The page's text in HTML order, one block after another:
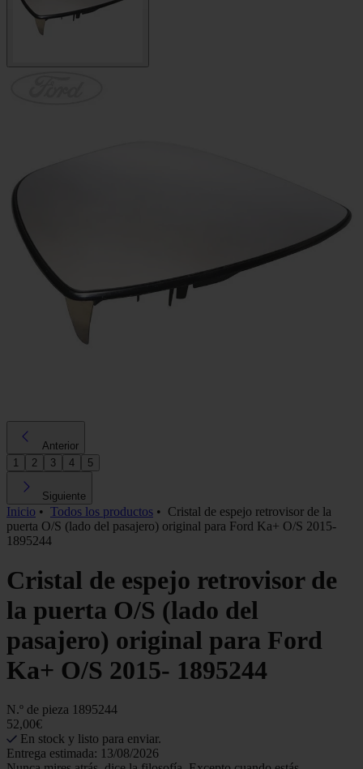
Anterior
1
2 3 4 5
Siguiente
Inicio • Todos los productos • Cristal de espejo retrovisor de la
puerta O/S (lado del pasajero) original para Ford Ka+ O/S 2015-
1895244
Cristal de espejo retrovisor de
la puerta O/S (lado del
pasajero) original para Ford
Ka+ O/S 2015- 1895244
N.º de pieza 1895244
52,00€
En stock y listo para enviar.
Entrega estimada: 13/08/2026